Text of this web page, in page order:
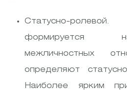
Статусно-
формируется
межличностных
определяют
Наиболее ярким